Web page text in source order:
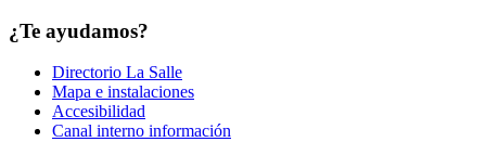
¿Te ayudamos?
Directorio La Salle
Mapa e instalaciones
Accesibilidad
Canal interno información